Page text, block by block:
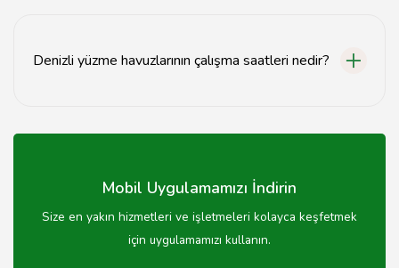
Denizli yüzme havuzlarının çalışma saatleri nedir?
kadar hizmet vermektedir, ancak saatler havuzdan
Mobil Uygulamamızı İndirin
Size en yakın hizmetleri ve işletmeleri kolayca keşfetmek
için uygulamamızı kullanın.